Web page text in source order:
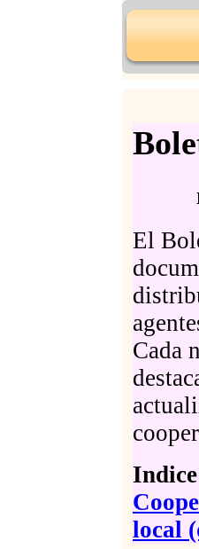
El
Cada
local